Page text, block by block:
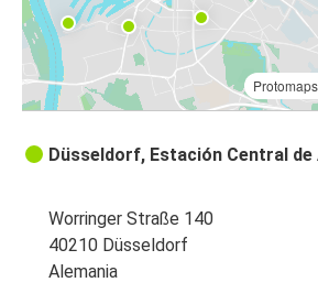
Protomaps
Düsseldorf, Estación Central
Worringer Straße 140
40210 Düsseldorf
Alemania